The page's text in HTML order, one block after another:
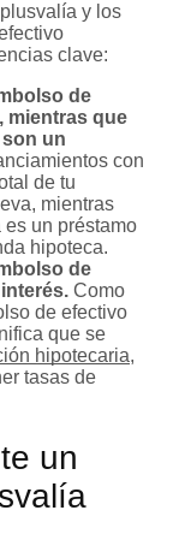
y los
clave:
de
mientras que
un
con
de tu
mientras
un préstamo
hipoteca.
de
Como
de efectivo
que se
hipotecaria,
tasas de
un